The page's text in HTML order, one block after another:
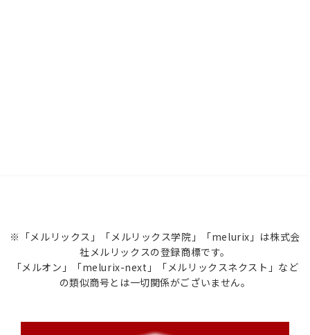
※「メルリックス」「メルリックス学院」「melurix」は株式会
社メルリックスの登録商標です。
「メルオン」「melurix-next」「メルリックスネクスト」など
の類似商号とは一切関係がございません。